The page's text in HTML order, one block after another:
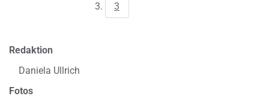
3
Redaktion
Daniela Ullrich
Fotos